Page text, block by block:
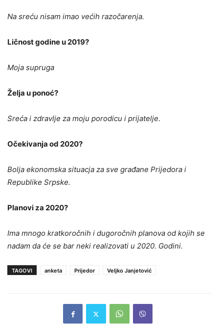
Na sreću nisam imao većih razočarenja.
Ličnost godine u 2019?
Moja supruga
Želja u ponoć?
Sreća i zdravlje za moju porodicu i prijatelje.
Očekivanja od 2020?
Bolja ekonomska situacja za sve građane Prijedora i
Republike Srpske.
Planovi za 2020?
Ima mnogo kratkoročnih i dugoročnih planova od kojih se
nadam da će se bar neki realizovati u 2020. Godini.
TAGOVI anketa Prijedor Veljko Janjetović